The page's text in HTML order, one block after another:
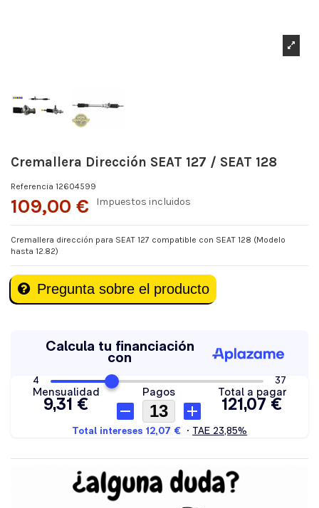
Cremallera Dirección SEAT 127 / SEAT 128
Referencia 12604599
109,00 € Impuestos incluidos
Cremallera dirección para SEAT 127 compatible con SEAT 128 (Modelo
hasta 12.82)
Pregunta sobre el producto